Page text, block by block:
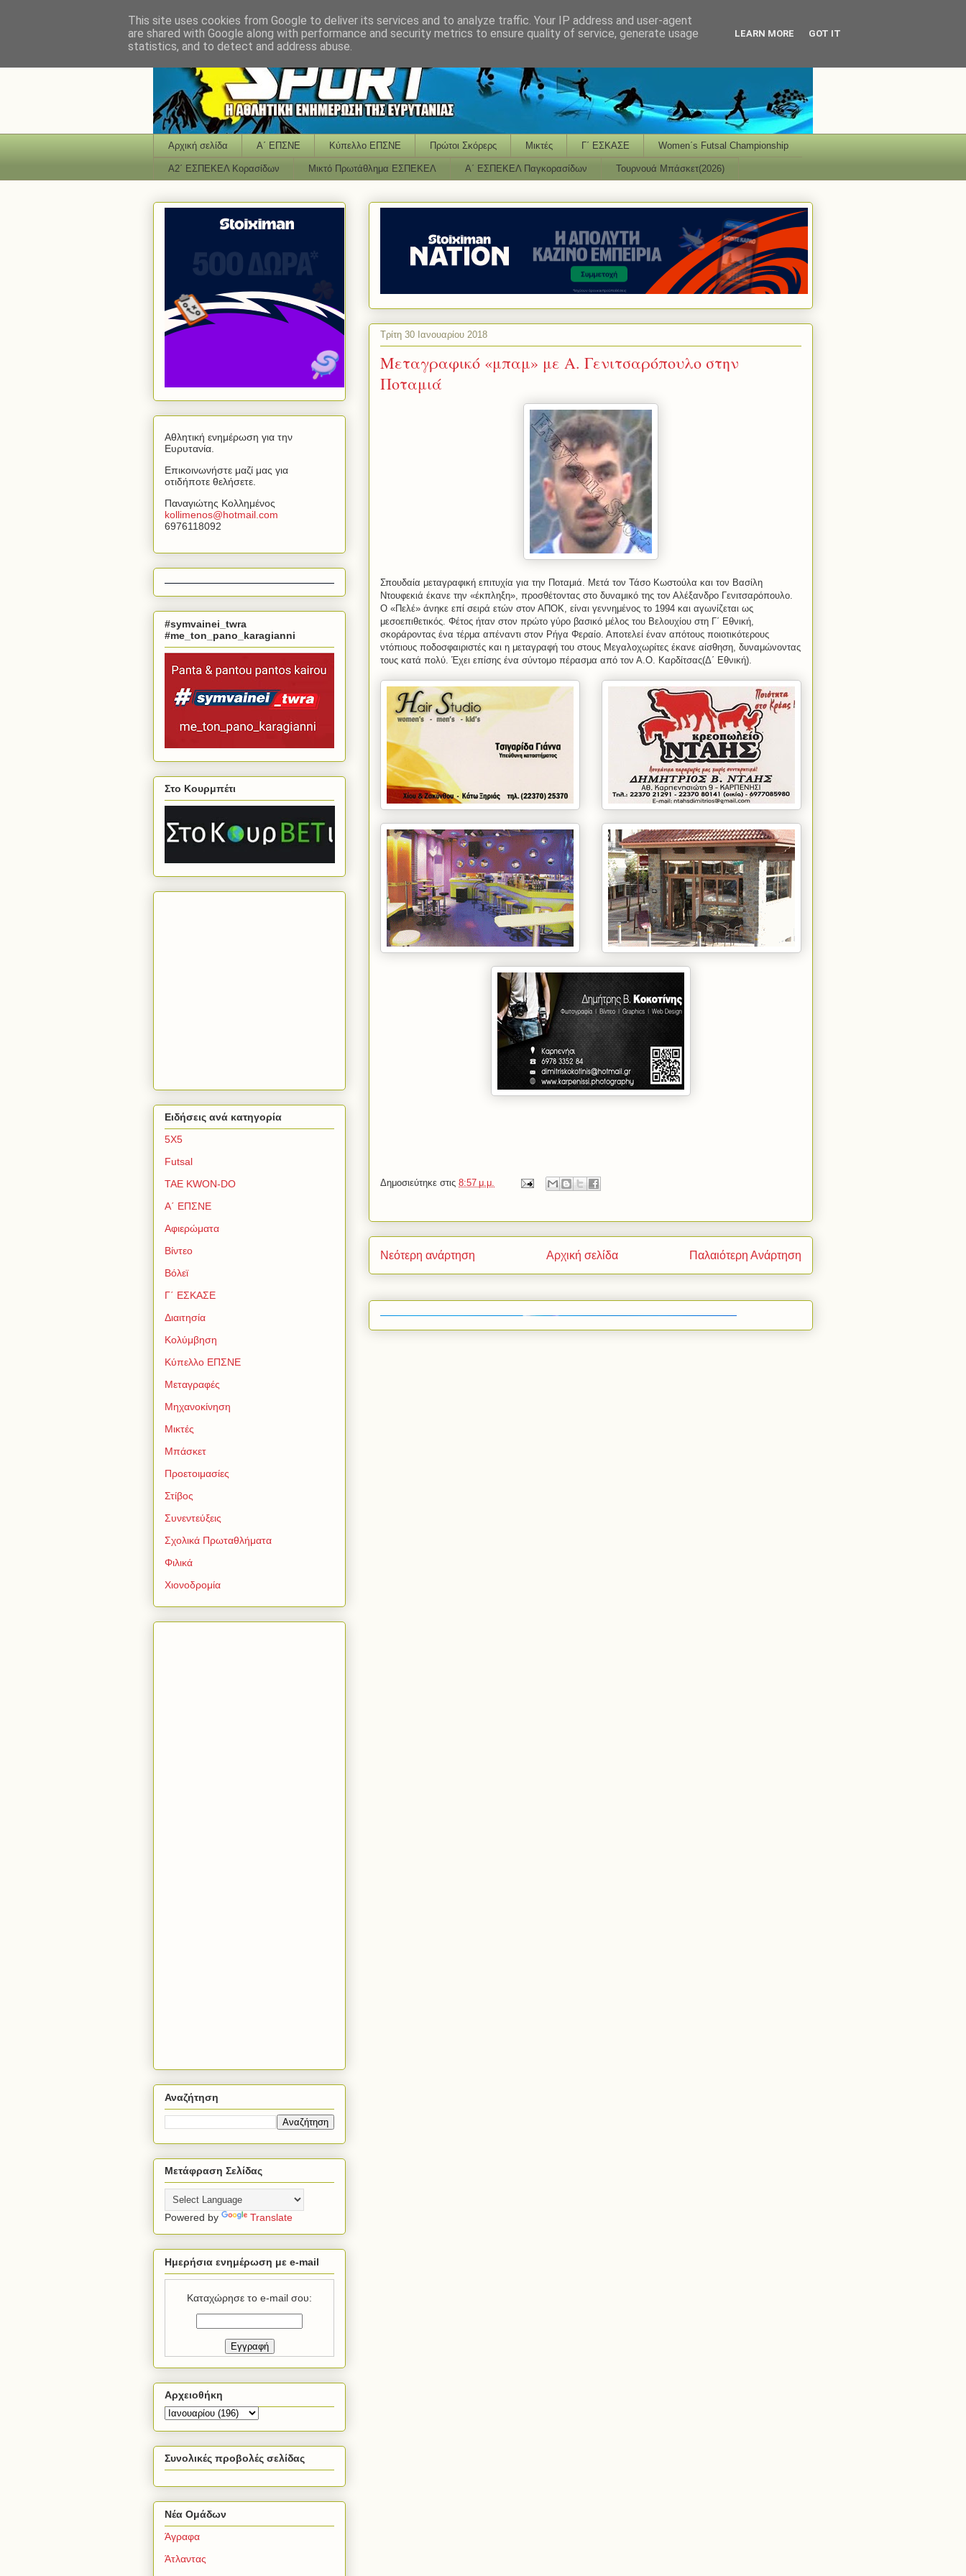
Αρχική σελίδα Α΄ ΕΠΣΝΕ Κύπελλο ΕΠΣΝΕ Πρώτοι Σκόρερς Μικτές Γ΄ ΕΣΚΑΣΕ Women΄s Futsal Championship
Α2΄ ΕΣΠΕΚΕΛ Κορασίδων Μικτό Πρωτάθλημα ΕΣΠΕΚΕΛ Α΄ ΕΣΠΕΚΕΛ Παγκορασίδων Τουρνουά Μπάσκετ(2026)
Τρίτη 30 Ιανουαρίου 2018
Μεταγραφικό «μπαμ» με Α. Γενιτσαρόπουλο στην
Ποταμιά
Σπουδαία μεταγραφική επιτυχία για την Ποταμιά. Μετά τον Τάσο Κωστούλα και τον Βασίλη
Ντουφεκιά έκανε την «έκπληξη», προσθέτοντας στο δυναμικό της τον Αλέξανδρο Γενιτσαρόπουλο.
Ο «Πελέ» άνηκε επί σειρά ετών στον ΑΠΟΚ, είναι γεννημένος το 1994 και αγωνίζεται ως
μεσοεπιθετικός. Φέτος ήταν στον πρώτο γύρο βασικό μέλος του Βελουχίου στη Γ΄ Εθνική,
σκοράροντας ένα τέρμα απέναντι στον Ρήγα Φεραίο. Αποτελεί έναν απότους ποιοτικότερους
ντόπιους ποδοσφαιριστές και η μεταγραφή του στους Μεγαλοχωρίτες έκανε αίσθηση, δυναμώνοντας
τους κατά πολύ. Έχει επίσης ένα σύντομο πέρασμα από τον Α.Ο. Καρδίτσας(Δ΄ Εθνική).
Δημοσιεύτηκε στις 8:57 μ.μ.
Νεότερη ανάρτηση Παλαιότερη Ανάρτηση
Αρχική σελίδα
Αθλητική ενημέρωση για την
Ευρυτανία.
Επικοινωνήστε μαζί μας για
οτιδήποτε θελήσετε.
Παναγιώτης Κολλημένος
kollimenos@hotmail com
6976118092
#symvainei_twra
#me_ton_pano_karagianni
Στο Κουρμπέτι
Ειδήσεις ανά κατηγορία
5Χ5
Futsal
TAE KWON-DO
Α΄ ΕΠΣΝΕ
Αφιερώματα
Βίντεο
Βόλεϊ
Γ΄ ΕΣΚΑΣΕ
Διαιτησία
Κολύμβηση
Κύπελλο ΕΠΣΝΕ
Μεταγραφές
Μηχανοκίνηση
Μικτές
Μπάσκετ
Προετοιμασίες
Στίβος
Συνεντεύξεις
Σχολικά Πρωταθλήματα
Φιλικά
Χιονοδρομία
Αναζήτηση
Μετάφραση Σελίδας
Powered by Translate
Ημερήσια ενημέρωση με e-mail
Καταχώρησε το e-mail σου:
Αρχειοθήκη
Συνολικές προβολές σελίδας
Νέα Ομάδων
Άγραφα
Άτλαντας
This site uses cookies from Google to deliver its services and to analyze traffic. Your IP address and user-agent
are shared with Google along with performance and security metrics to ensure quality of service, generate usage
statistics, and to detect and address abuse.
LEARN MORE GOT IT